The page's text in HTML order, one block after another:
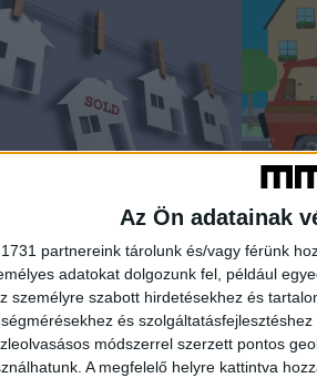
Az Ön adatainak
partnereink tárolunk és/vagy férünk
adatokat dolgozunk fel, például
személyre szabott hirdetésekhez és
és szolgáltatásfejlesztéshez
módszerrel szerzett pontos
A megfelelő helyre kattintva
A
Nemzedéke sorozat